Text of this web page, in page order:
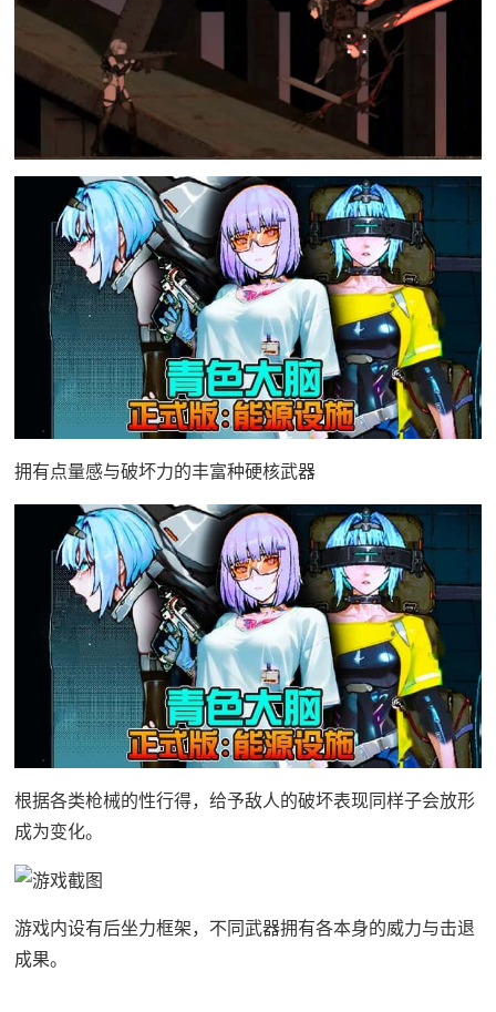
拥有点量感与破坏力的丰富种硬核武器
根据各类枪械的性行得，给予敌人的破坏表现同样子会放形
成为变化。
游戏内设有后坐力框架，不同武器拥有各本身的威力与击退
成果。